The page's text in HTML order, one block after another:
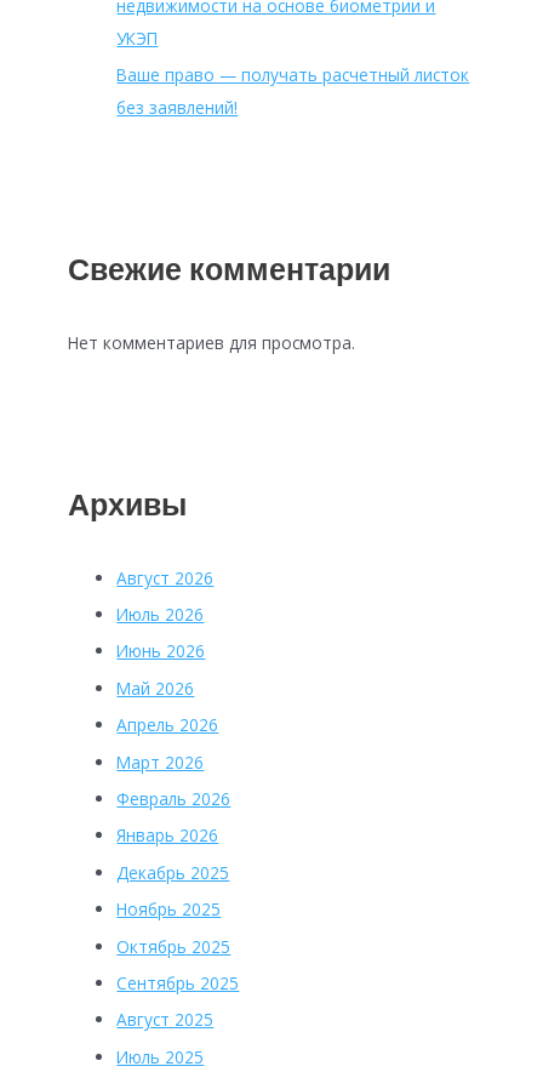
недвижимости на основе биометрии и
УКЭП
Ваше право — получать расчетный листок
без заявлений!
Свежие комментарии
Нет комментариев для просмотра.
Архивы
Август 2026
Июль 2026
Июнь 2026
Май 2026
Апрель 2026
Март 2026
Февраль 2026
Январь 2026
Декабрь 2025
Ноябрь 2025
Октябрь 2025
Сентябрь 2025
Август 2025
Июль 2025